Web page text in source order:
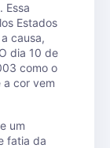
Essa
Estados
causa,
dia 10 de
como o
a cor vem
um
fatia da